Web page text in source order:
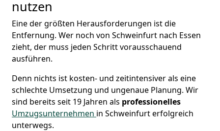
nutzen
Eine der größten Herausforderungen ist die
Entfernung. Wer noch von Schweinfurt nach Essen
zieht, der muss jeden Schritt vorausschauend
ausführen.
Denn nichts ist kosten- und zeitintensiver als eine
schlechte Umsetzung und ungenaue Planung. Wir
sind bereits seit 19 Jahren als professionelles
Umzugsunternehmen in Schweinfurt erfolgreich
unterwegs.